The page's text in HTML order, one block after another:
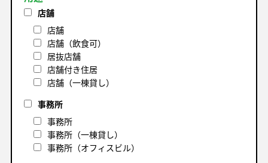
店舗
店舗
店舗（飲食可）
居抜店舗
店舗付き住居
店舗（一棟貸し）
事務所
事務所
事務所（一棟貸し）
事務所（オフィスビル）